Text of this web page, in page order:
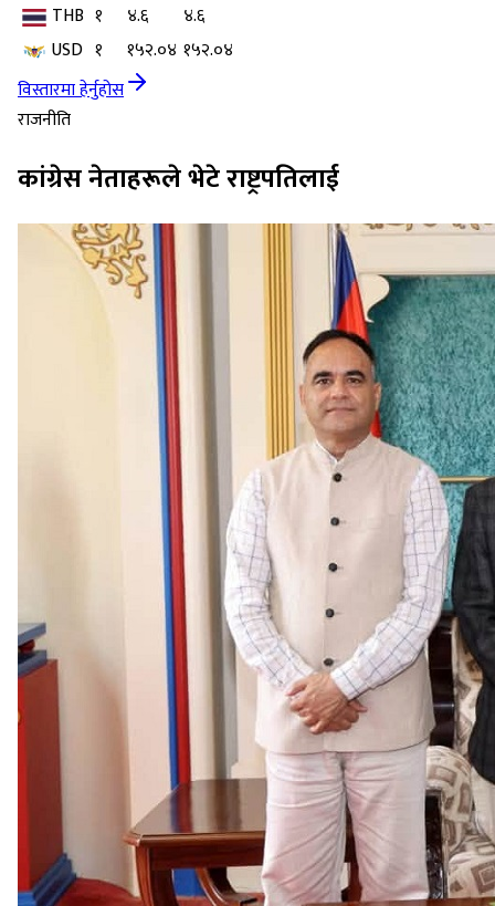
THB १ ४.६
४.६
USD १ १५२.०४ १५२.०४
विस्तारमा हेर्नुहोस
राजनीति
कांग्रेस नेताहरूले भेटे राष्ट्रपतिलाई